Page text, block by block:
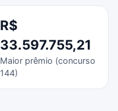
R$
33.597.755,21
Maior prêmio (concurso
144)